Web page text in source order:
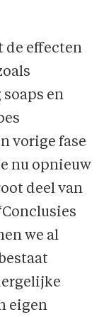
de effecten
en
vorige fase
nu opnieuw
deel van
we al
eigen